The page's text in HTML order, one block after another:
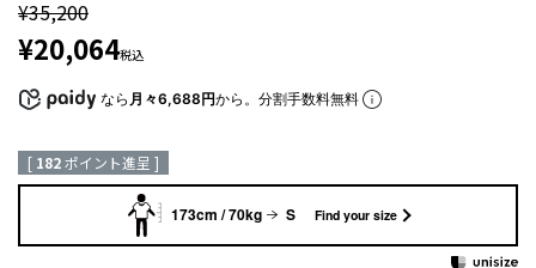
¥35,200
¥20,064税込
なら 月々6,688円から。分割手数料無料
[ 182ポイント進呈 ]
173cm / 70kg S Find your size